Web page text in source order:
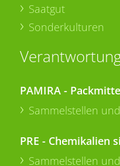
Saatgut
Sonderkulturen
PAMIRA -
Sammelstellen
PRE - Chemikalien
Sammelstellen